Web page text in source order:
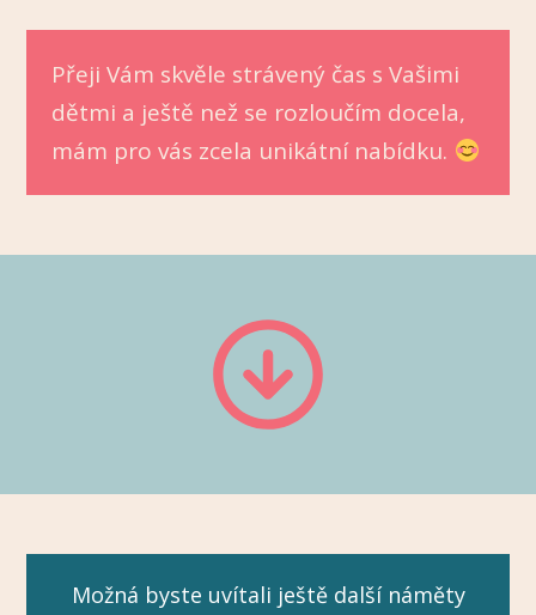
Přeji Vám skvěle strávený čas s Vašimi
dětmi a ještě než se rozloučím docela,
mám pro vás zcela unikátní nabídku.
Možná byste uvítali ještě další náměty